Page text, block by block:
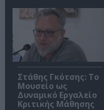
Στάθης Γκότσης: Το
Μουσείο ως
Δυναμικό Εργαλείο
Κριτικής Μάθησης